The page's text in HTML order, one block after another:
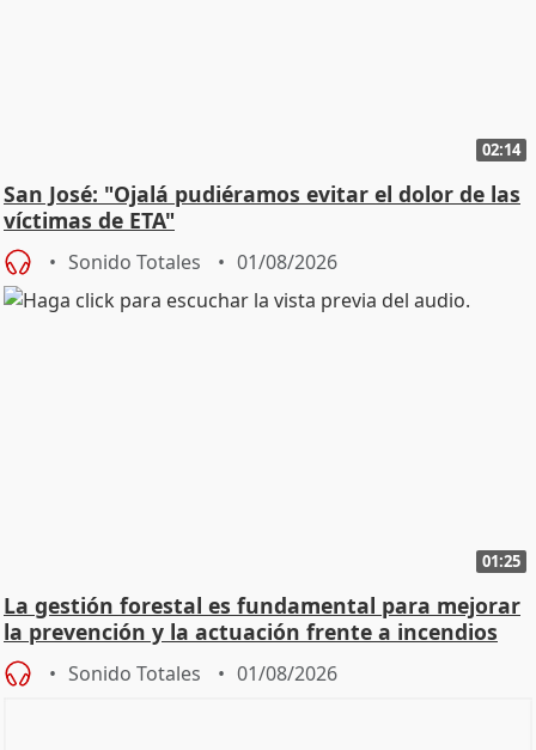
02:14
San José: "Ojalá pudiéramos evitar el dolor de las
víctimas de ETA"
Sonido Totales 01/08/2026
01:25
La gestión forestal es fundamental para mejorar
la prevención y la actuación frente a incendios
Sonido Totales 01/08/2026